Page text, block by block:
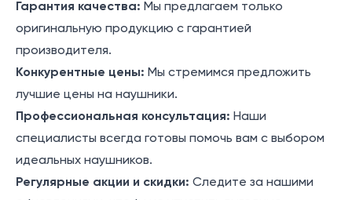
Гарантия качества: Мы предлагаем только
оригинальную продукцию с гарантией
производителя.
Конкурентные цены: Мы стремимся предложить
лучшие цены на наушники.
Профессиональная консультация: Наши
специалисты всегда готовы помочь вам с выбором
идеальных наушников.
Регулярные акции и скидки: Следите за нашими